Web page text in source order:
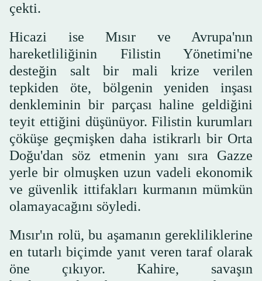
çekti.
Hicazi ise Mısır ve Avrupa'nın
hareketliliğinin Filistin Yönetimi'ne
desteğin salt bir mali krize verilen
tepkiden öte, bölgenin yeniden inşası
denkleminin bir parçası haline geldiğini
teyit ettiğini düşünüyor. Filistin kurumları
çöküşe geçmişken daha istikrarlı bir Orta
Doğu'dan söz etmenin yanı sıra Gazze
yerle bir olmuşken uzun vadeli ekonomik
ve güvenlik ittifakları kurmanın mümkün
olamayacağını söyledi.
Mısır'ın rolü, bu aşamanın gerekliliklerine
en tutarlı biçimde yanıt veren taraf olarak
öne çıkıyor. Kahire, savaşın